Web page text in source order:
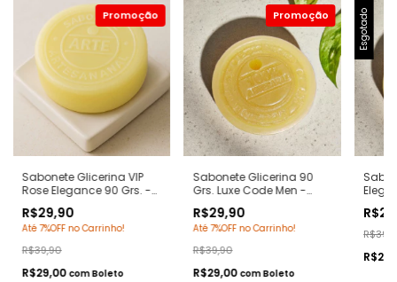
Sabonete Glicerina VIP
Rose Elegance 90 Grs. -
Carolina Herrera -
Hidratante com Extratos
Naturais - Arte 1 Perfumes
R$29,90
Até 7%OFF no Carrinho!
R$39,90
R$29,00 comBoleto
Sabonete Glicerina 90
Grs. Luxe Code Men -
Hidratante com Extratos
Naturais - Arte 1 Perfumes
R$29,90
Até 7%OFF no Carrinho!
R$39,90
R$29,00 comBoleto
Esgotado
-